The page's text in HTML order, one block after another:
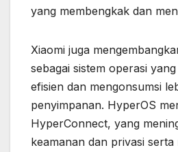
yang membengkak dan
Xiaomi juga
sebagai sistem operasi
efisien dan mengonsumsi
penyimpanan. HyperOS
HyperConnect, yang
keamanan dan privasi